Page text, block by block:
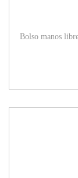
Bolso manos